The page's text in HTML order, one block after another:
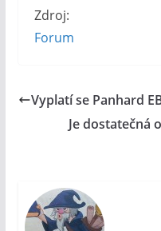
Zdroj:
Forum
Vyplatí se Panhard
Je dostatečná